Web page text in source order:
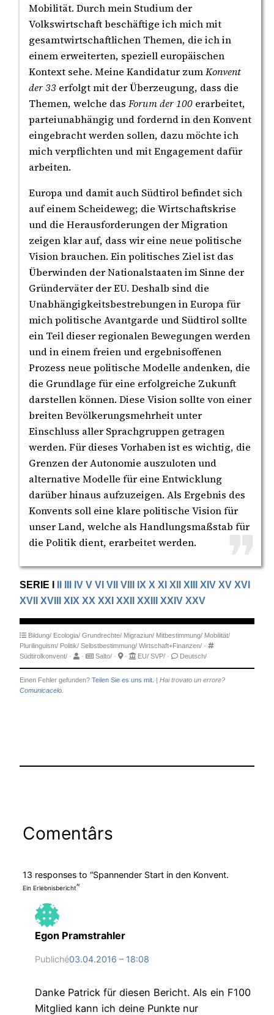
Mobilität. Durch mein Studium der
Volkswirtschaft beschäftige ich mich mit
gesamtwirtschaftlichen Themen, die ich in
einem erweiterten, speziell europäischen
Kontext sehe. Meine Kandidatur zumKonvent
der 33 erfolgt mit der Überzeugung, dass die
Themen, welche das Forum der 100 erarbeitet,
parteiunabhängig und fordernd in den Konvent
eingebracht werden sollen, dazu möchte ich
mich verpflichten und mit Engagement dafür
arbeiten.
Europa und damit auch Südtirol befindet sich
auf einem Scheideweg; die Wirtschaftskrise
und die Herausforderungen der Migration
zeigen klar auf, dass wir eine neue politische
Vision brauchen. Ein politisches Ziel ist das
Überwinden der Nationalstaaten im Sinne der
Gründerväter der EU. Deshalb sind die
Unabhängigkeitsbestrebungen in Europa für
mich politische Avantgarde und Südtirol sollte
ein Teil dieser regionalen Bewegungen werden
und in einem freien und ergebnisoffenen
Prozess neue politische Modelle andenken, die
die Grundlage für eine erfolgreiche Zukunft
darstellen können. Diese Vision sollte von einer
breiten Bevölkerungsmehrheit unter
Einschluss aller Sprachgruppen getragen
werden. Für dieses Vorhaben ist es wichtig, die
Grenzen der Autonomie auszuloten und
alternative Modelle für eine Entwicklung
darüber hinaus aufzuzeigen. Als Ergebnis des
Konvents soll eine klare politische Vision für
unser Land, welche als Handlungsmaßstab für
die Politik dient, erarbeitet werden.
SERIE I II III IV V VI VII VIII IX X XI XII XIII XIV XV XVI
XVII XVIII XIX XX XXI XXII XXIII XXIV XXV
Bildung/ Ecologia/ Grundrechte/ Migraziun/ Mitbestimmung/ Mobilität/
Plurilinguism/ Politik/ Selbstbestimmung/ Wirtschaft+Finanzen/ ·
Südtirolkonvent/ · · Salto/ · · EU/ SVP/ · Deutsch/
Einen Fehler gefunden? Teilen Sie es uns mit. | Hai trovato un errore?
Comunicacelo.
Comentârs
13 responses to “Spannender Start in den Konvent.
Ein Erlebnisbericht”
Egon Pramstrahler
Publiché03.04.2016 – 18:08
Danke Patrick für diesen Bericht. Als ein F100
Mitglied kann ich deine Punkte nur